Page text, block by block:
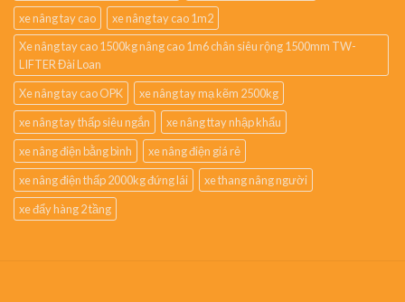
xe nâng tay cao
xe nâng tay cao 1m2
Xe nâng tay cao 1500kg nâng cao 1m6 chân siêu rộng 1500mm TW-
LIFTER Đài Loan
Xe nâng tay cao OPK
xe nâng tay mạ kẽm 2500kg
xe nâng tay thấp siêu ngắn
xe nâng ttay nhập khẩu
xe nâng điện bằng bình
xe nâng điện giá rẻ
xe nâng điện thấp 2000kg đứng lái
xe thang nâng người
xe đẩy hàng 2 tầng